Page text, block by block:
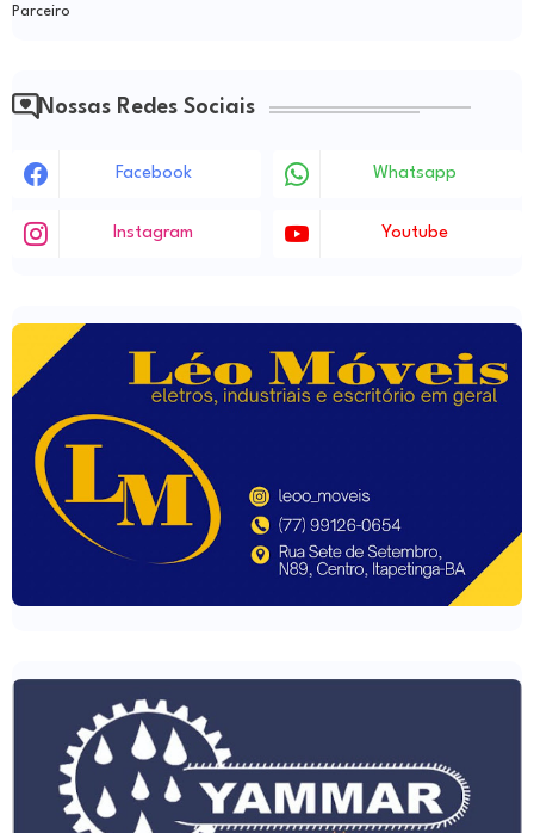
Parceiro
Nossas Redes Sociais
Facebook Whatsapp
Instagram Youtube